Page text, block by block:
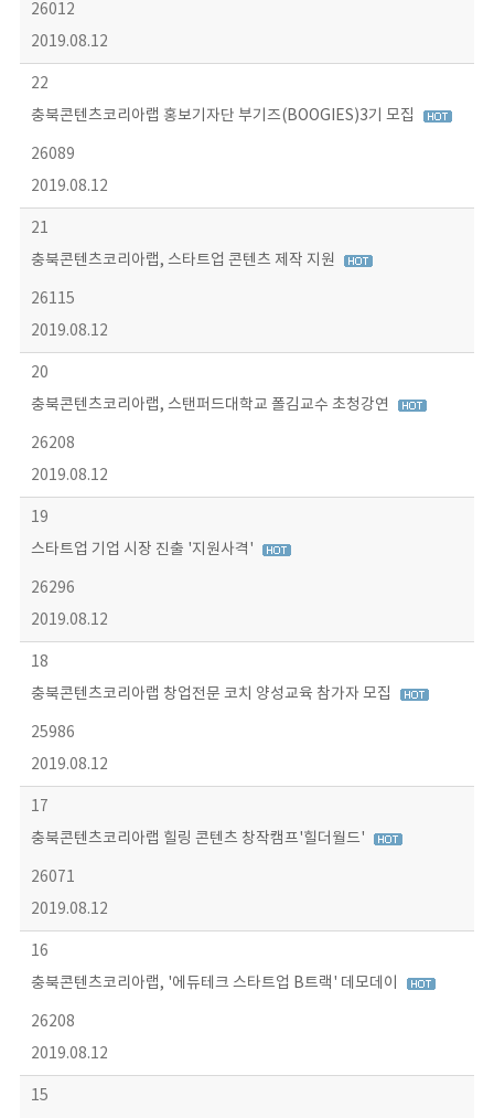
26012
2019.08.12
22
충북콘텐츠코리아랩 홍보기자단 부기즈(BOOGIES)3기 모집
26089
2019.08.12
21
충북콘텐츠코리아랩, 스타트업 콘텐츠 제작 지원
26115
2019.08.12
20
충북콘텐츠코리아랩, 스탠퍼드대학교 폴김교수 초청강연
26208
2019.08.12
19
스타트업 기업 시장 진출 '지원사격'
26296
2019.08.12
18
충북콘텐츠코리아랩 창업전문 코치 양성교육 참가자 모집
25986
2019.08.12
17
충북콘텐츠코리아랩 힐링 콘텐츠 창작캠프'힐더월드'
26071
2019.08.12
16
충북콘텐츠코리아랩, '에듀테크 스타트업 B트랙' 데모데이
26208
2019.08.12
15